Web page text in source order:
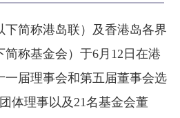
下简称港岛联）及香港岛各界
称基金会）于6月12日在港
一届理事会和第五届董事会选
体理事以及21名基金会董